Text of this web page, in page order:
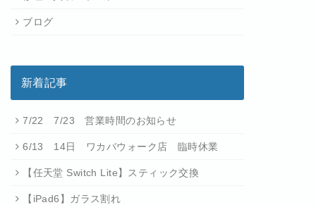
ブログ
新着記事
7/22 7/23 営業時間のお知らせ
6/13 14日 ワカバウォーク店 臨時休業
【任天堂 Switch Lite】スティック交換
【iPad6】ガラス割れ